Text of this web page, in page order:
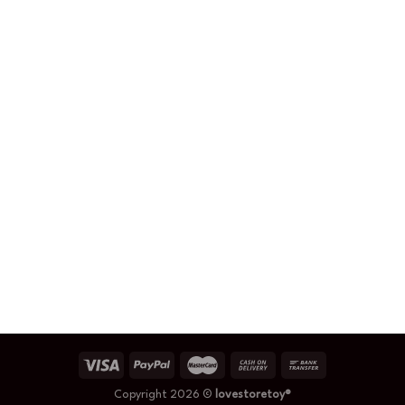
Copyright 2026 © lovestoretoy®